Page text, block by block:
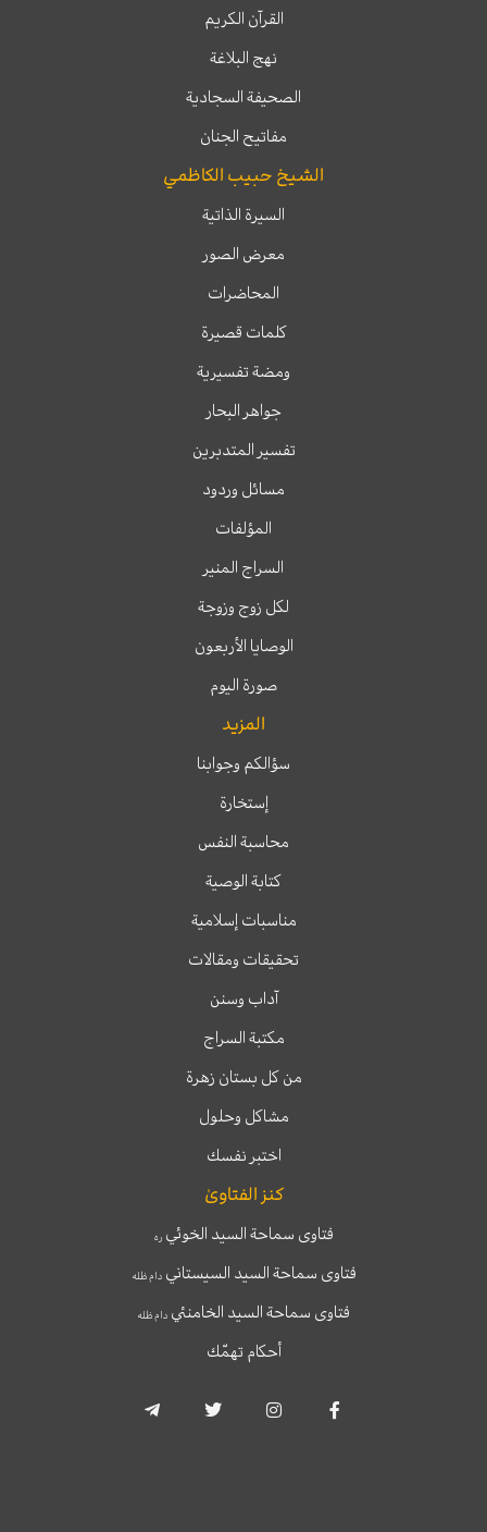
القرآن الكريم
نهج البلاغة
الصحيفة السجادية
مفاتيح الجنان
الشيخ حبيب الكاظمي
السيرة الذاتية
معرض الصور
المحاضرات
كلمات قصيرة
ومضة تفسيرية
جواهر البحار
تفسير المتدبرين
مسائل وردود
المؤلفات
السراج المنير
لكل زوج وزوجة
الوصايا الأربعون
صورة اليوم
المزيد
سؤالكم وجوابنا
إستخارة
محاسبة النفس
كتابة الوصية
مناسبات إسلامية
تحقيقات ومقالات
آداب وسنن
مكتبة السراج
من كل بستان زهرة
مشاكل وحلول
اختبر نفسك
كنز الفتاوىٰ
فتاوى سماحة السيد الخوئيره
فتاوى سماحة السيد السيستانيدام ظله
فتاوى سماحة السيد الخامنئي دام ظله
أحكام تهمّك
a
c
s
i
l